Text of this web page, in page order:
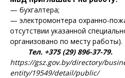
Наша гісторыя
Контакты
Правила использования материалов
Электронные обращения
— бухгалтера;
— электромонтера охранно-
отсутствии указанной
организовано по месту работы).
Тел. +375 (29) 896-37-79.
https://gsz.gov.by/directory/
entity/19549/detail/public/